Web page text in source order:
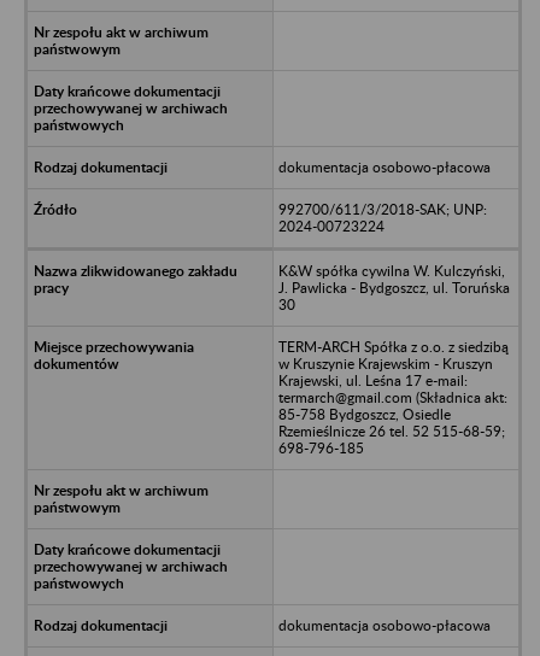
dokumentacja osobowo-płacowa
992700/611/3/2018-SAK; UNP:
2024-00723224
K&W spółka cywilna W. Kulczyński,
J. Pawlicka - Bydgoszcz, ul. Toruńska
30
TERM-ARCH Spółka z o.o. z siedzibą
w Kruszynie Krajewskim - Kruszyn
Krajewski, ul. Leśna 17 e-mail:
termarch@gmail.com (Składnica akt:
85-758 Bydgoszcz, Osiedle
Rzemieślnicze 26 tel. 52 515-68-59;
698-796-185
dokumentacja osobowo-płacowa